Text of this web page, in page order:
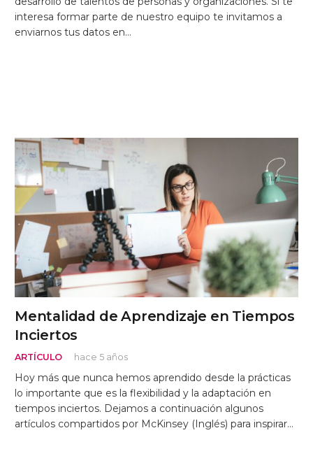
interesa formar parte de nuestro equipo te invitamos a
enviarnos tus datos en…
Mentalidad de Aprendizaje en Tiempos
Inciertos
ARTÍCULO hace 5 años
Hoy más que nunca hemos aprendido desde la prácticas
lo importante que es la flexibilidad y la adaptación en
tiempos inciertos. Dejamos a continuación algunos
artículos compartidos por McKinsey (Inglés) para inspirar…